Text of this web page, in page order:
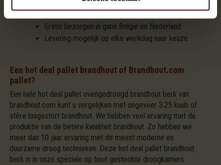
Gratis bezorgen in gans België en Nederland
Levering mogelijk op elke werkdag naar keuze
Een hot deal pallet brandhout of Brandhout.com
pallet?
Een hele hot deal pallet ovengedroogd brandhout berk van
brandhout.com kunt u vergelijken met ongeveer 3.25 kuub of
stère losgestort brandhout. We hebben veel ervaring met de
produktie van de betere kwaliteit brandhout. Zo hebben we
meer dan 10 jaar ervaring met de meest moderne en
duurzame droog technieken. Deze hot deal pallet brandhout
berk is in onze speciale op hout gestookte droogkamers